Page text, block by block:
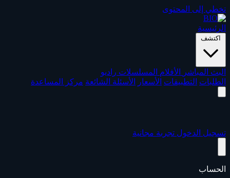
تخطي إلى المحتوى
الرئيسية
اكتشف
البث المباشر الأفلام المسلسلات راديو
الطلبات التطبيقات الأسعار الأسئلة الشائعة مركز المساعدة
تسجيل الدخول تجربة مجانية
الحساب